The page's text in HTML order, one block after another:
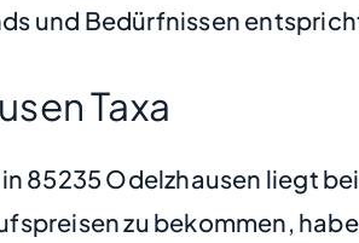
und Bedürfnissen
Taxa
85235 Odelzhausen liegt
zu bekommen,